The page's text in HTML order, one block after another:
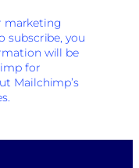
marketing
subscribe, you
will be
for
Mailchimp’s